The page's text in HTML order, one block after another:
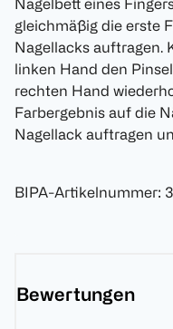
Nagelbett eines
gleichmäßig die erste
Nagellacks auftragen.
linken Hand den
rechten Hand
Farbergebnis auf die
Nagellack auftragen
BIPA-Artikelnummer:
Bewertungen